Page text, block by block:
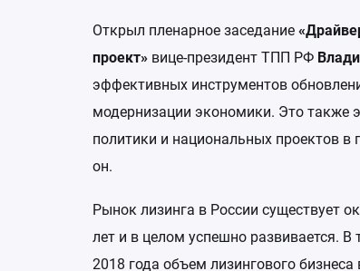
Открыл пленарное заседание
проект» вице-президент ТПП РФ
эффективных инструментов
модернизации экономики. Это
политики и национальных проектов в
он.
Рынок лизинга в России существует
лет и в целом успешно развивается. В
2018 года объем лизингового бизнеса